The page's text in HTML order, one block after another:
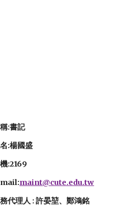
:書記
:楊國盛
:2169
maint@cute.edu.tw
代理人 :許晏堃、鄭鴻銘